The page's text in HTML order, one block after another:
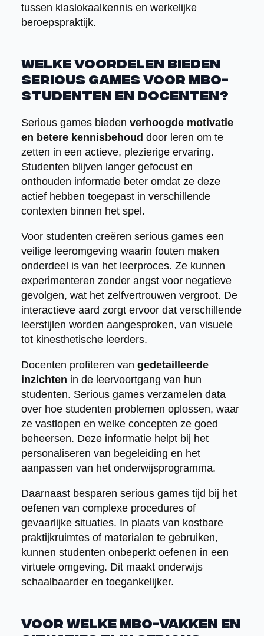
tussen klaslokaalkennis en werkelijke
beroepspraktijk.
Welke voordelen bieden
serious games voor MBO-
studenten en docenten?
Serious games bieden verhoogde motivatie
en betere kennisbehoud door leren om te
zetten in een actieve, plezierige ervaring.
Studenten blijven langer gefocust en
onthouden informatie beter omdat ze deze
actief hebben toegepast in verschillende
contexten binnen het spel.
Voor studenten creëren serious games een
veilige leeromgeving waarin fouten maken
onderdeel is van het leerproces. Ze kunnen
experimenteren zonder angst voor negatieve
gevolgen, wat het zelfvertrouwen vergroot. De
interactieve aard zorgt ervoor dat verschillende
leerstijlen worden aangesproken, van visuele
tot kinesthetische leerders.
Docenten profiteren van gedetailleerde
inzichten in de leervoortgang van hun
studenten. Serious games verzamelen data
over hoe studenten problemen oplossen, waar
ze vastlopen en welke concepten ze goed
beheersen. Deze informatie helpt bij het
personaliseren van begeleiding en het
aanpassen van het onderwijsprogramma.
Daarnaast besparen serious games tijd bij het
oefenen van complexe procedures of
gevaarlijke situaties. In plaats van kostbare
praktijkruimtes of materialen te gebruiken,
kunnen studenten onbeperkt oefenen in een
virtuele omgeving. Dit maakt onderwijs
schaalbaarder en toegankelijker.
Voor welke MBO-vakken en